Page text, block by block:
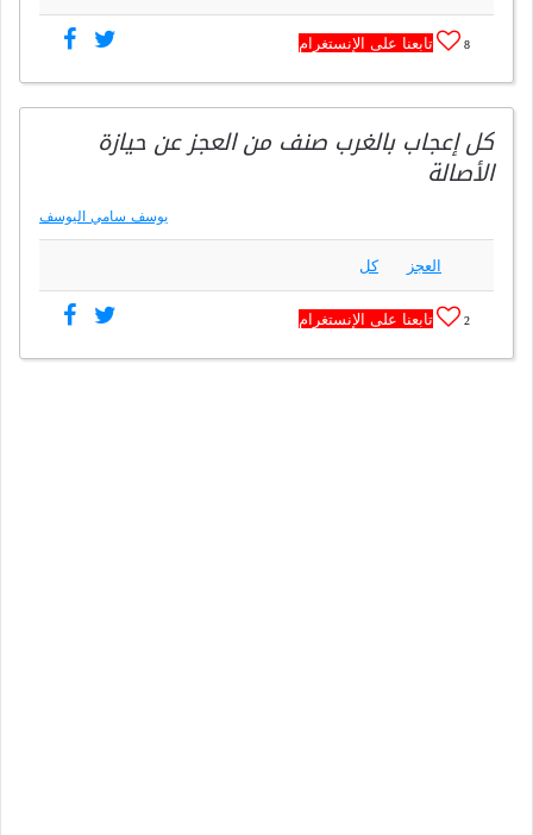
8 تابعنا على الإنستغرام
كل إعجاب بالغرب صنف من العجز عن حيازة
الأصالة
يوسف سامي اليوسف
العجز كل
2 تابعنا على الإنستغرام